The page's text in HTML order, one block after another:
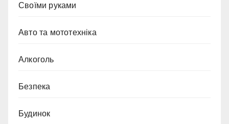
Cвоїми руками
Авто та мототехніка
Алкоголь
Безпека
Будинок